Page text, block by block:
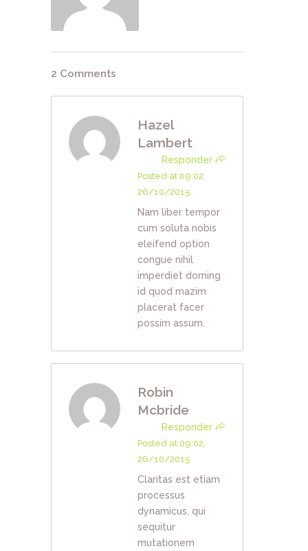
2 Comments
Hazel
Lambert
Responder
Posted at 09:02,
26/10/2015
Nam liber tempor
cum soluta nobis
eleifend option
congue nihil
imperdiet doming
id quod mazim
placerat facer
possim assum.
Robin
Mcbride
Responder
Posted at 09:02,
26/10/2015
Claritas est etiam
processus
dynamicus, qui
sequitur
mutationem